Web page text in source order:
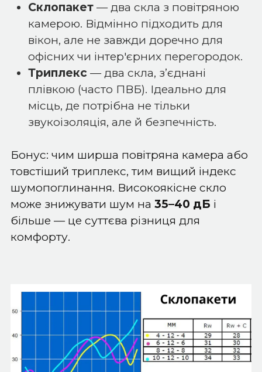
Склопакет— два скла з повітряною
камерою. Відмінно підходить для
вікон, але не завжди доречно для
офісних чи інтер'єрних перегородок.
Триплекс— два скла, з’єднані
плівкою (часто ПВБ). Ідеально для
місць, де потрібна не тільки
звукоізоляція, але й безпечність.
Бонус: чим ширша повітряна камера або
товстіший триплекс, тим вищий індекс
шумопоглинання. Високоякісне скло
може знижувати шум на 35–40 дБ і
більше — це суттєва різниця для
комфорту.